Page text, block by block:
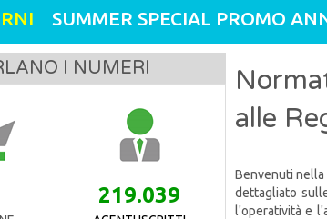
SUMMER SPECIAL PROMO
alle
Benvenuti
dettagliato
l'operatività e
I NUMERI
219.039